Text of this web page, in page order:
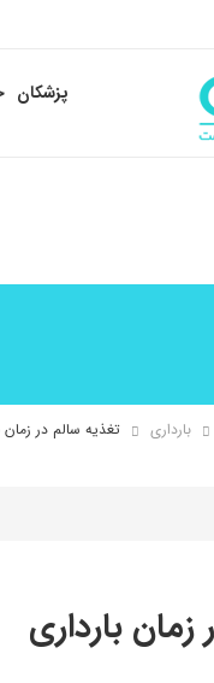
پزشکان
بارداری تغذیه سالم در زمان
بارداری